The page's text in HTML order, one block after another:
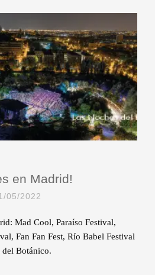
en Madrid!
05/2022
Mad Cool, Paraíso Festival,
Fan Fan Fest, Río Babel Festival
del Botánico.